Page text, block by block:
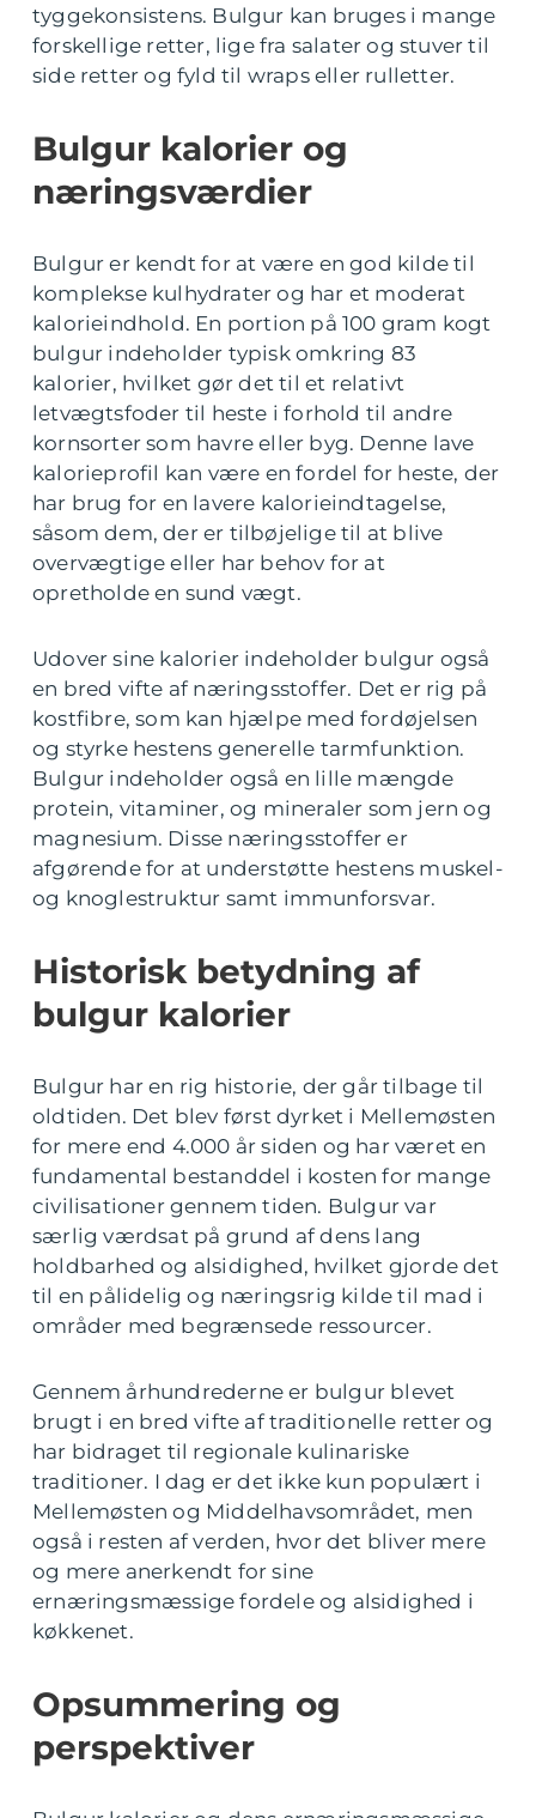
tyggekonsistens. Bulgur kan bruges i mange
forskellige retter, lige fra salater og stuver til
side retter og fyld til wraps eller rulletter.
Bulgur kalorier og
næringsværdier
Bulgur er kendt for at være en god kilde til
komplekse kulhydrater og har et moderat
kalorieindhold. En portion på 100 gram kogt
bulgur indeholder typisk omkring 83
kalorier, hvilket gør det til et relativt
letvægtsfoder til heste i forhold til andre
kornsorter som havre eller byg. Denne lave
kalorieprofil kan være en fordel for heste, der
har brug for en lavere kalorieindtagelse,
såsom dem, der er tilbøjelige til at blive
overvægtige eller har behov for at
opretholde en sund vægt.
Udover sine kalorier indeholder bulgur også
en bred vifte af næringsstoffer. Det er rig på
kostfibre, som kan hjælpe med fordøjelsen
og styrke hestens generelle tarmfunktion.
Bulgur indeholder også en lille mængde
protein, vitaminer, og mineraler som jern og
magnesium. Disse næringsstoffer er
afgørende for at understøtte hestens muskel-
og knoglestruktur samt immunforsvar.
Historisk betydning af
bulgur kalorier
Bulgur har en rig historie, der går tilbage til
oldtiden. Det blev først dyrket i Mellemøsten
for mere end 4.000 år siden og har været en
fundamental bestanddel i kosten for mange
civilisationer gennem tiden. Bulgur var
særlig værdsat på grund af dens lang
holdbarhed og alsidighed, hvilket gjorde det
til en pålidelig og næringsrig kilde til mad i
områder med begrænsede ressourcer.
Gennem århundrederne er bulgur blevet
brugt i en bred vifte af traditionelle retter og
har bidraget til regionale kulinariske
traditioner. I dag er det ikke kun populært i
Mellemøsten og Middelhavsområdet, men
også i resten af verden, hvor det bliver mere
og mere anerkendt for sine
ernæringsmæssige fordele og alsidighed i
køkkenet.
Opsummering og
perspektiver